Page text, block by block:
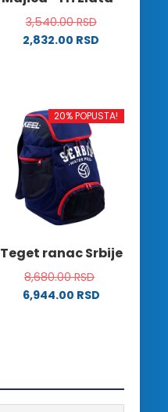
stranici
proizvoda.
3,540.00RSD
2,832.00 RSD
više
varijanti.
Opcije
mogu
biti
izabrane
na
proizvoda.
20% POPUSTA!
Teget ranac Srbije
8,680.00RSD
6,944.00 RSD